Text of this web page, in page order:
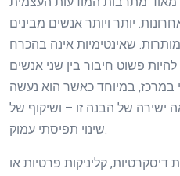
יותר ויותר אנשים מבינים
שאינטימיות אינה בהכרח
פשוט חיבור בין שני אנשים
במרכז, במיוחד כאשר הוא נעשה
ישירה של הבנה זו – ושיקוף של
שינוי תפיסתי עמוק.
קליניקות פרטיות או